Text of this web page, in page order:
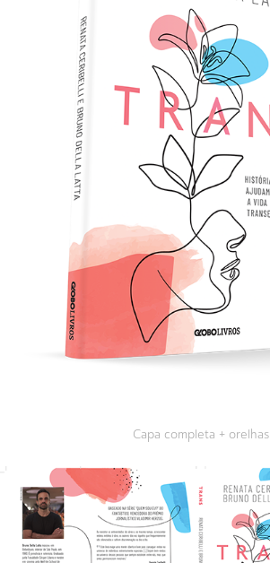
Capa completa + orelhas